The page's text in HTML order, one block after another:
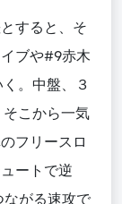
すると、そ
ブや#9赤木
。中盤、３
こから一気
フリースロ
ートで逆
がる速攻で